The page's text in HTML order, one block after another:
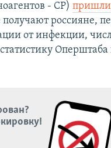
- СР) пришли
россияне,
от инфекции,
Оперштаба